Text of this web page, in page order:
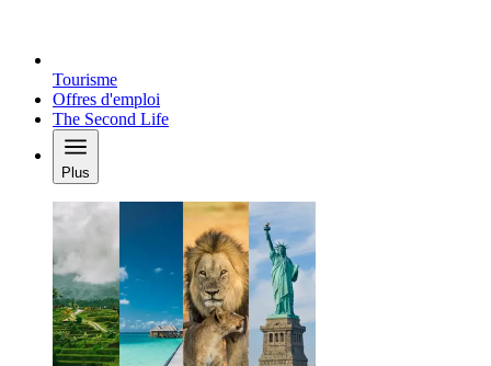
Tourisme
Offres d'emploi
The Second Life
Plus